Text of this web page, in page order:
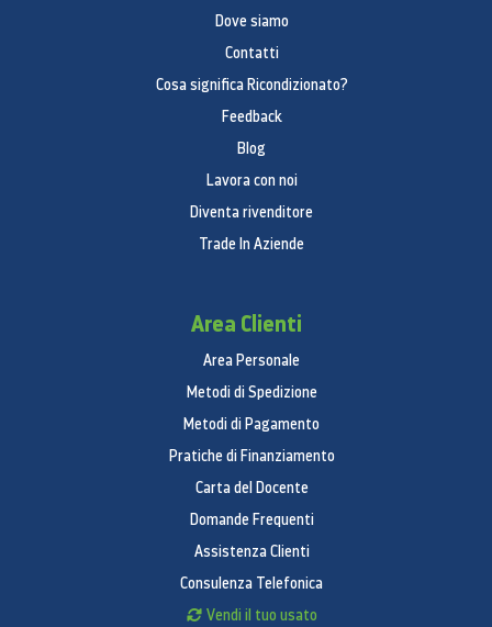
Dove siamo
Contatti
Cosa significa Ricondizionato?
Feedback
Blog
Lavora con noi
Diventa rivenditore
Trade In Aziende
Area Clienti
Area Personale
Metodi di Spedizione
Metodi di Pagamento
Pratiche di Finanziamento
Carta del Docente
Domande Frequenti
Assistenza Clienti
Consulenza Telefonica
Vendi il tuo usato